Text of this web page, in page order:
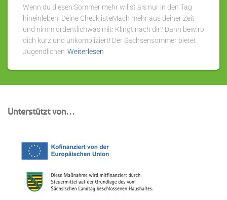
Wenn du diesen Sommer mehr willst als nur in den Tag
hineinleben. Deine ChecklisteMach mehr aus deiner Zeit
und nimm ordentlichwas mit: Klingt nach dir? Dann bewirb
dich kurz und unkompliziert! Der Sachsensommer bietet
Jugendlichen Weiterlesen
Unterstützt von…